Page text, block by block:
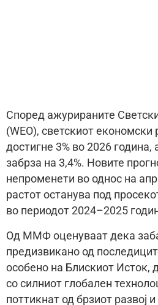
Според ажурираните
(WEO), светскиот економски
достигне 3% во 2026 година,
забрза на 3,4%. Новите
непроменети во однос на
растот останува под
во периодот 2024–2025
Од ММФ оценуваат дека
предизвикано од
особено на Блискиот Исток,
со силниот глобален
поттикнат од брзиот развој